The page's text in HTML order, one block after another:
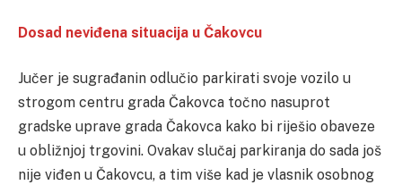
Dosad neviđena situacija u Čakovcu
Jučer je sugrađanin odlučio parkirati svoje vozilo u
strogom centru grada Čakovca točno nasuprot
gradske uprave grada Čakovca kako bi riješio obaveze
u obližnjoj trgovini. Ovakav slučaj parkiranja do sada još
nije viđen u Čakovcu, a tim više kad je vlasnik osobnog